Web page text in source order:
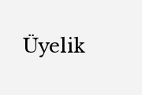
Üyelik